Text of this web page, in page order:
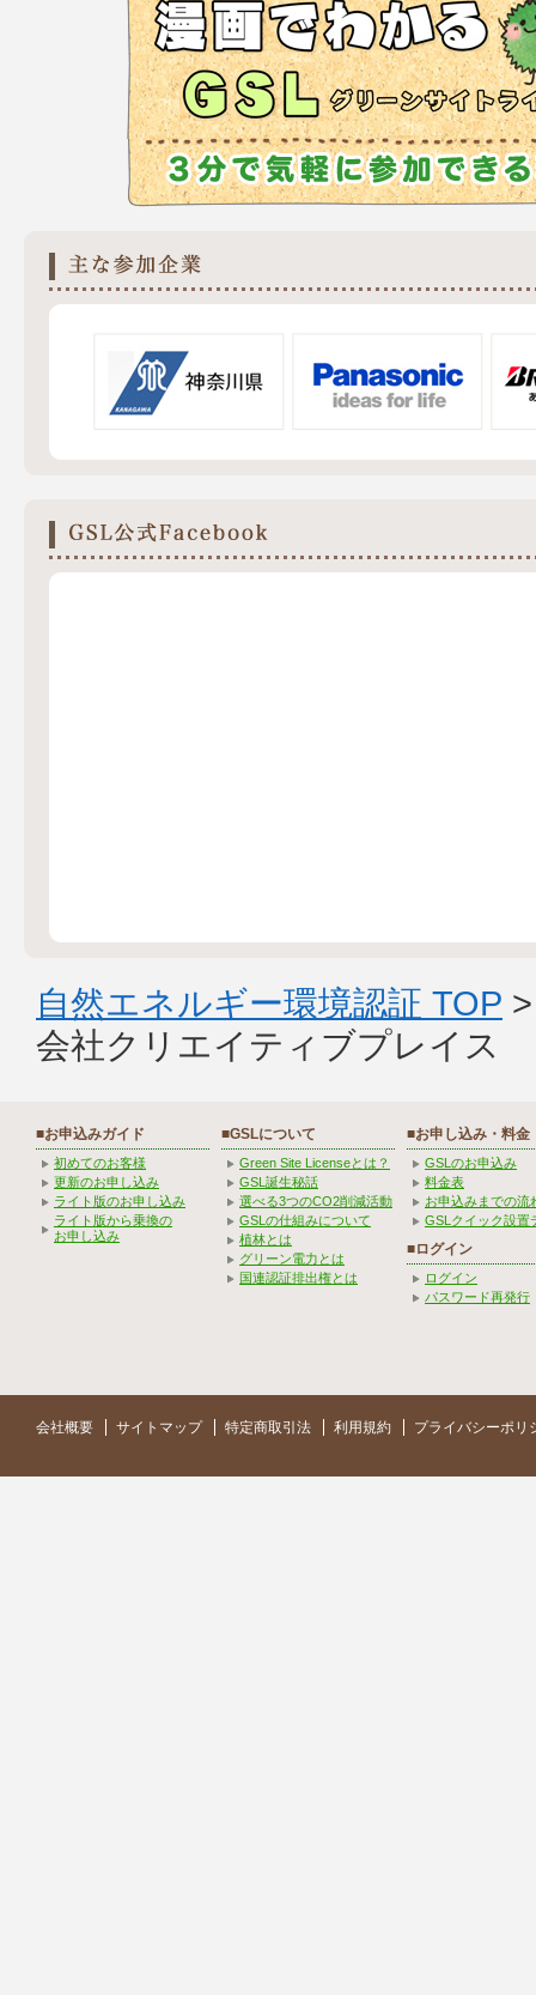
自然エネルギー環境認証 TOP
会社クリエイティブプレイス
■お申込みガイド
初めてのお客様
更新のお申し込み
ライト版のお申し込み
ライト版から乗換の
お申し込み
■GSLについて
Green Site Licenseとは？
GSL誕生秘話
選べる3つのCO2削減活動
GSLの仕組みについて
植林とは
グリーン電力とは
国連認証排出権とは
■お申し込み・料金
GSLのお申込み
料金表
お申込みまでの流
GSLクイック設置
■ログイン
ログイン
パスワード再発行
会社概要 サイトマップ 特定商取引法 利用規約 プライバシーポリ